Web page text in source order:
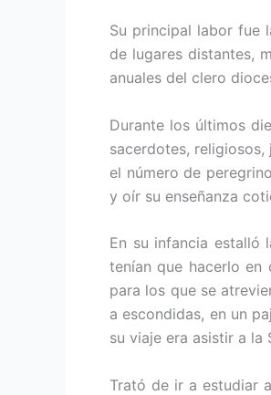
Su principal labor fue
de lugares distantes,
anuales del clero
Durante los últimos
sacerdotes,
el número de
y oír su enseñanza
En su infancia estalló
tenían que hacerlo en
para los que se
a escondidas, en un
su viaje era asistir a la
Trató de ir a estudiar